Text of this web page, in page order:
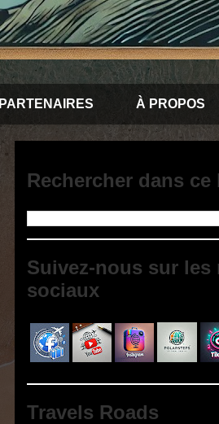
PARTENAIRES À PROPOS
Rechercher dans ce
Suivez-nous sur les
sociaux
Travels Roads